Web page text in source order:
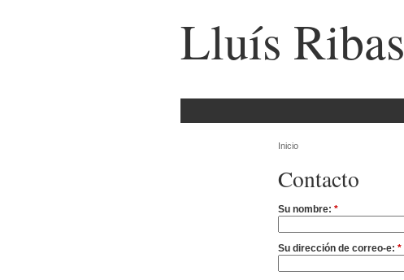
Lluís Ribas
Inicio
Contacto
Su nombre: *
Su dirección de correo-e: *